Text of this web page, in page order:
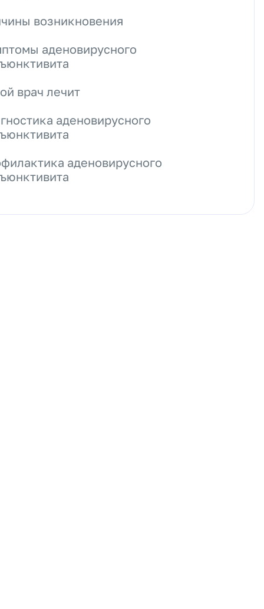
возникновения
аденовирусного
врач лечит
аденовирусного
аденовирусного